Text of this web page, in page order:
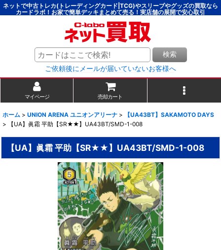
ネットで中古トレカ(トレーディングカード|TCG)やスリーブやグッズの買取なら
カードラボ！お家で簡単デッキまとめて売る！実店舗の展開で安心取引
検索
ご依頼後にメールが届いていないお客様へ
マイページ 売却カート
ホーム > UNION ARENA ユニオンアリーナ >
【UA43BT】SAKAMOTO DAYS
>
【UA】眞霜 平助【SR★★】UA43BT/SMD-1-008
【UA】眞霜 平助【SR★★】UA43BT/SMD-1-008